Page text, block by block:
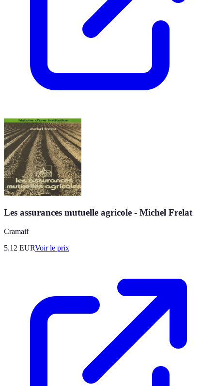
Les assurances mutuelle agricole - Michel Frelat
Cramaif
5.12 EURVoir le prix